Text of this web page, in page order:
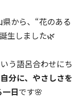
から、“花のある
生しました🌿
う語呂合わせにち
分に、やさしさを
日です🌸